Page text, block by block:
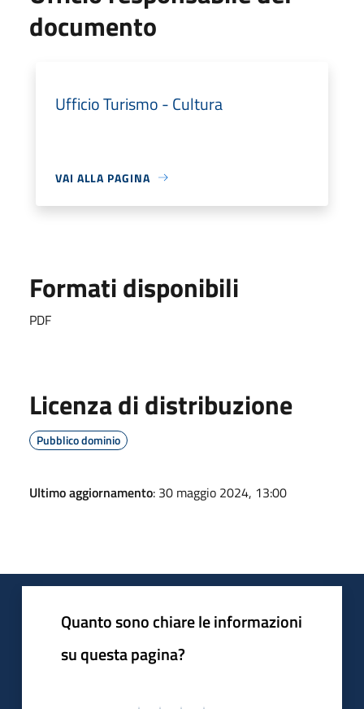
documento
Ufficio Turismo - Cultura
VAI ALLA PAGINA
Formati disponibili
PDF
Licenza di distribuzione
Pubblico dominio
Ultimo aggiornamento: 30 maggio 2024, 13:00
Quanto sono chiare le informazioni
su questa pagina?